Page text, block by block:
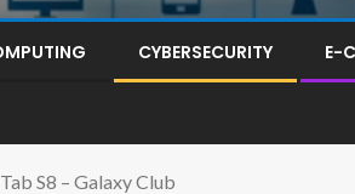
CYBERSECURITY E-
S8 – Galaxy Club